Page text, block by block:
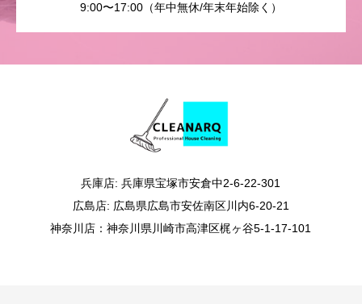
9:00〜17:00（年中無休/年末年始除く）
兵庫店: 兵庫県宝塚市安倉中2-6-22-301
広島店: 広島県広島市安佐南区川内6-20-21
神奈川店：神奈川県川崎市高津区梶ヶ谷5-1-17-101